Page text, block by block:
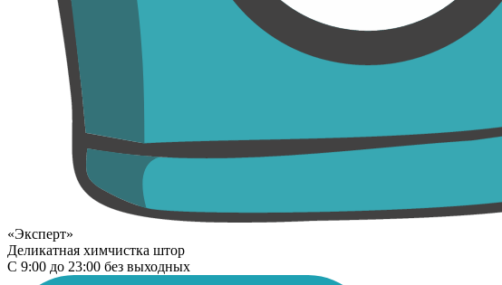
«Эксперт»
Деликатная химчистка штор
С 9:00 до 23:00 без выходных